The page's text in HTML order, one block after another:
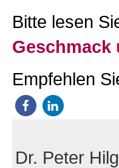
Bitte lesen
Geschmack
Empfehlen
Dr. Peter